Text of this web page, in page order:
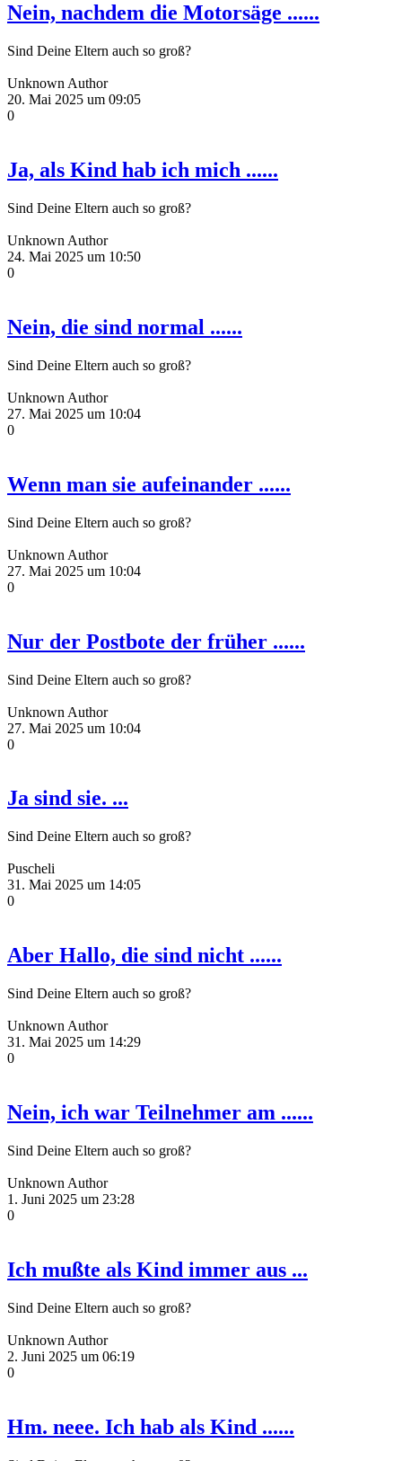
Nein, nachdem die Motorsäge ......
Sind Deine Eltern auch so groß?
Unknown Author
20. Mai 2025 um 09:05
0
Ja, als Kind hab ich mich ......
Sind Deine Eltern auch so groß?
Unknown Author
24. Mai 2025 um 10:50
0
Nein, die sind normal ......
Sind Deine Eltern auch so groß?
Unknown Author
27. Mai 2025 um 10:04
0
Wenn man sie aufeinander ......
Sind Deine Eltern auch so groß?
Unknown Author
27. Mai 2025 um 10:04
0
Nur der Postbote der früher ......
Sind Deine Eltern auch so groß?
Unknown Author
27. Mai 2025 um 10:04
0
Ja sind sie. ...
Sind Deine Eltern auch so groß?
Puscheli
31. Mai 2025 um 14:05
0
Aber Hallo, die sind nicht ......
Sind Deine Eltern auch so groß?
Unknown Author
31. Mai 2025 um 14:29
0
Nein, ich war Teilnehmer am ......
Sind Deine Eltern auch so groß?
Unknown Author
1. Juni 2025 um 23:28
0
Ich mußte als Kind immer aus ...
Sind Deine Eltern auch so groß?
Unknown Author
2. Juni 2025 um 06:19
0
Hm. neee. Ich hab als Kind ......